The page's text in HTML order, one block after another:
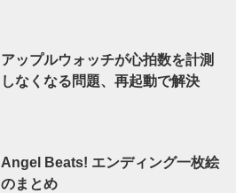
アップルウォッチが心拍数を計測
しなくなる問題、再起動で解決
Angel Beats! エンディング一枚絵
のまとめ